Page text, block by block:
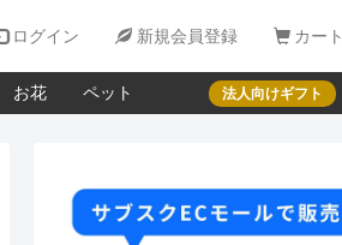
ログイン  新規会員登録  カート
お花 ペット 法人向けギフト